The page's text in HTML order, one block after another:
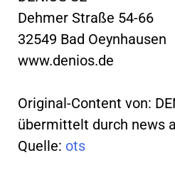
Dehmer Straße 54-66
32549 Bad Oeynhausen
www.denios.de
Original-Content von:
übermittelt durch news
Quelle: ots